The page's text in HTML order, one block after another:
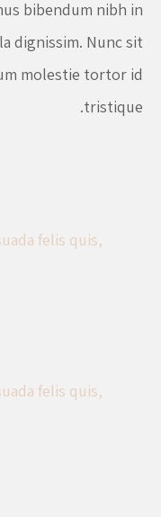
bibendum nibh in
dignissim. Nunc sit
molestie tortor id
tristique.
felis quis,
felis quis,